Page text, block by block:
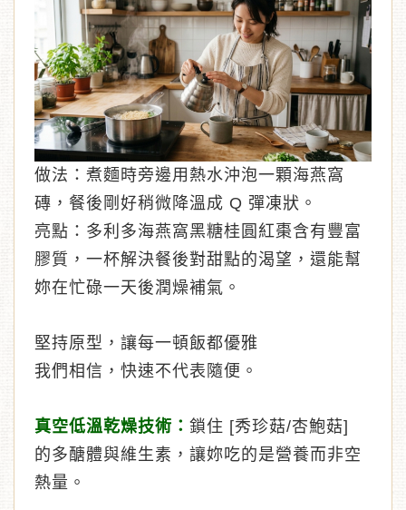
做法：煮麵時旁邊用熱水沖泡一顆海燕窩
磚，餐後剛好稍微降溫成 Q 彈凍狀。
亮點：多利多海燕窩黑糖桂圓紅棗含有豐富
膠質，一杯解決餐後對甜點的渴望，還能幫
妳在忙碌一天後潤燥補氣。
堅持原型，讓每一頓飯都優雅
我們相信，快速不代表隨便。
真空低溫乾燥技術：鎖住 [秀珍菇/杏鮑菇]
的多醣體與維生素，讓妳吃的是營養而非空
熱量。